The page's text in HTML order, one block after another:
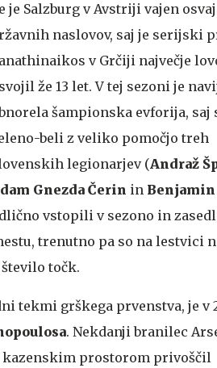
je Salzburg v Avstriji vajen
naslovov, saj je serijski
v Grčiji največje
že 13 let. V tej sezoni je
šampionska evforija, saj
beli z veliko pomočjo treh
legionarjev (Andraž
Gnezda Čerin in Benjamin
vstopili v sezono in
trenutno pa so na lestvici
točk.
tekmi grškega prvenstva, je v
. Nekdanji branilec
prostorom privoščil